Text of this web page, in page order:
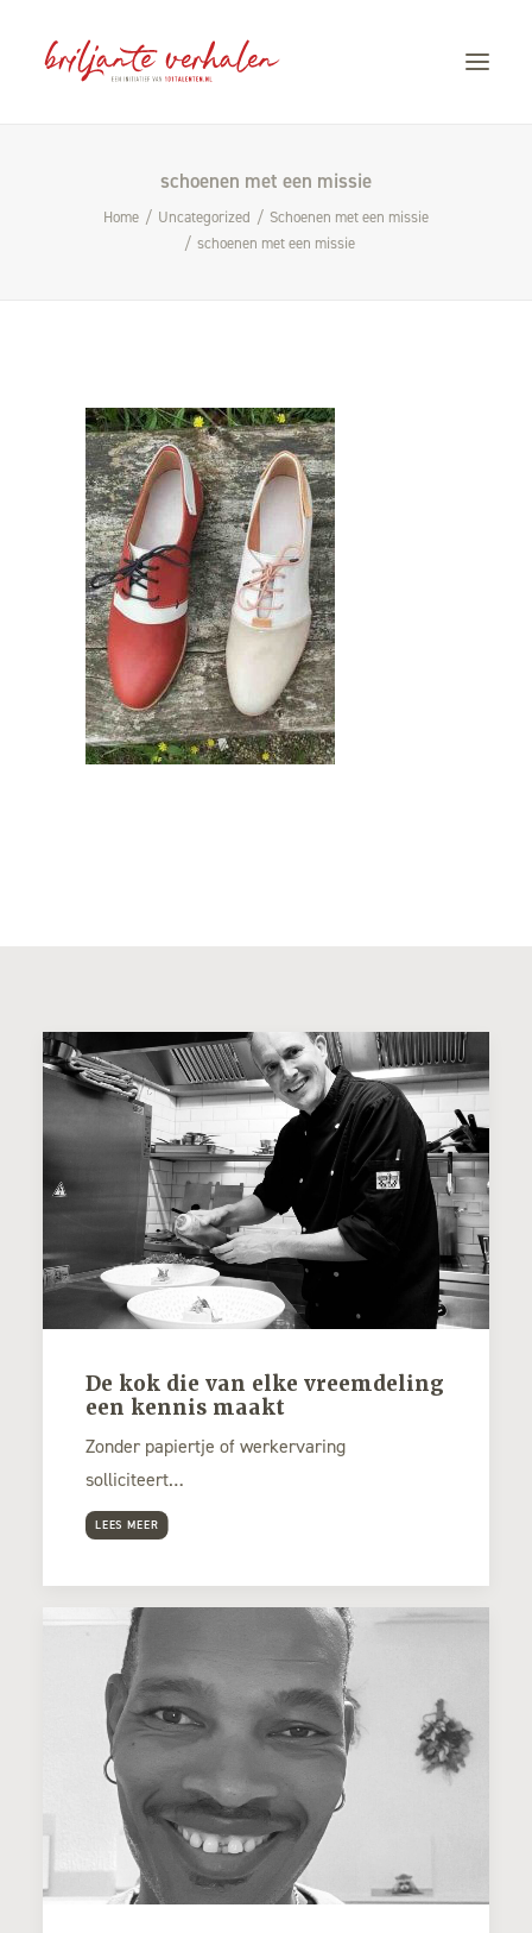
101TALENTEN.NL
schoenen met een missie
Home Uncategorized
Schoenen met een missie
schoenen met een missie
De kok die van elke vreemdeling
een kennis maakt
Zonder papiertje of werkervaring
solliciteert…
LEES MEER